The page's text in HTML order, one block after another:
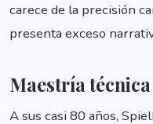
carece de la precisión
presenta exceso
Maestría
A sus casi 80 años,